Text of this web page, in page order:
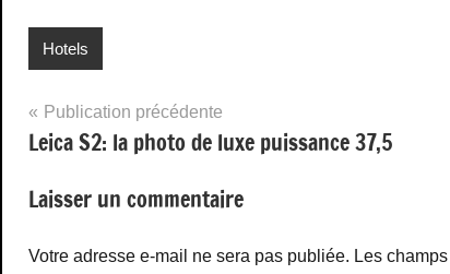
Hotels
Navigation
de
l’article
Publication précédente
Leica S2: la photo de luxe puissance 37,5
Laisser un commentaire
Votre adresse e-mail ne sera pas publiée. Les